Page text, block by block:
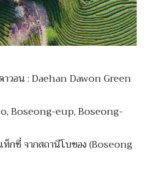
าวอน : Daehan Dawon Green
Boseong-eup, Boseong-
ท็กซี่ จากสถานีโบซอง (Boseong